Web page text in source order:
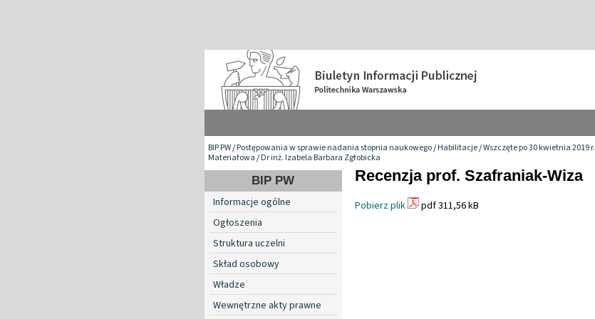
BIP PW/Postępowania w sprawie nadania stopnia naukowego/Habilitacje/Wszczęte po 30 kwietnia 2019 r.
Materiałowa/Dr inż. Izabela Barbara Zgłobicka
BIP PW
Informacje ogólne
Ogłoszenia
Struktura uczelni
Skład osobowy
Władze
Wewnętrzne akty prawne
Recenzja prof. Szafraniak-Wiza
Pobierz plik pdf 311,56 kB